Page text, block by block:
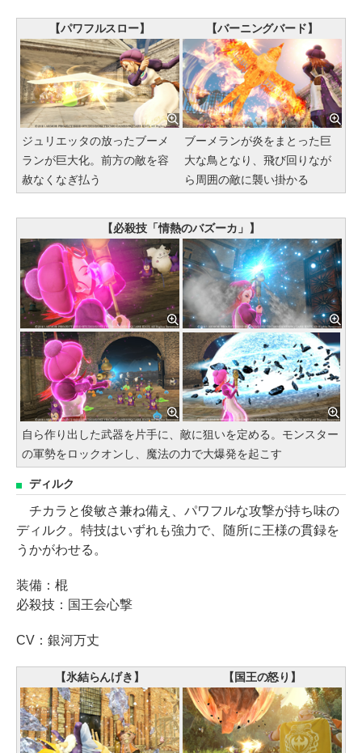
【パワフルスロー】 【バーニングバード】
ジュリエッタの放ったブーメ
ランが巨大化。前方の敵を容
赦なくなぎ払う
ブーメランが炎をまとった巨
大な鳥となり、飛び回りなが
ら周囲の敵に襲い掛かる
【必殺技「情熱のバズーカ」】
自ら作り出した武器を片手に、敵に狙いを定める。モンスター
の軍勢をロックオンし、魔法の力で大爆発を起こす
ディルク
チカラと俊敏さ兼ね備え、パワフルな攻撃が持ち味の
ディルク。特技はいずれも強力で、随所に王様の貫録を
うかがわせる。
装備：棍
必殺技：国王会心撃
CV：銀河万丈
【氷結らんげき】 【国王の怒り】